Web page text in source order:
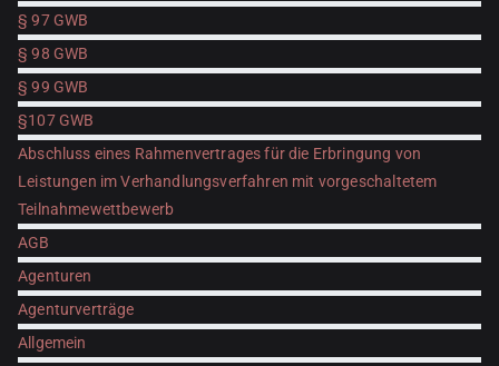
§ 97 GWB
§ 98 GWB
§ 99 GWB
§107 GWB
Abschluss eines Rahmenvertrages für die Erbringung von
Leistungen im Verhandlungsverfahren mit vorgeschaltetem
Teilnahmewettbewerb
AGB
Agenturen
Agenturverträge
Allgemein